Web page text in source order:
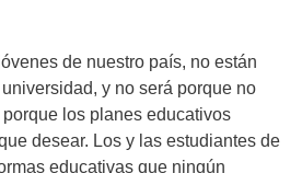
de nuestro país, no están
y no será porque no
los planes educativos
desear. Los y las estudiantes de
educativas que ningún